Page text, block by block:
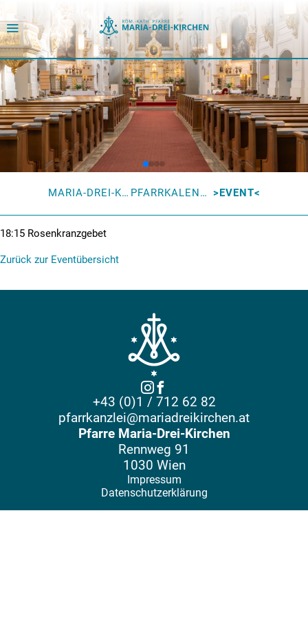
MARIA-DREI-KIRCHEN PFARRKALENDER EVENT
18:15 Rosenkranzgebet
Zurück zur Eventübersicht
+43 (0)1 / 712 62 82
pfarrkanzlei@mariadreikirchen.at
Pfarre Maria-Drei-Kirchen
Rennweg 91
1030 Wien
Impressum
Datenschutzerklärung